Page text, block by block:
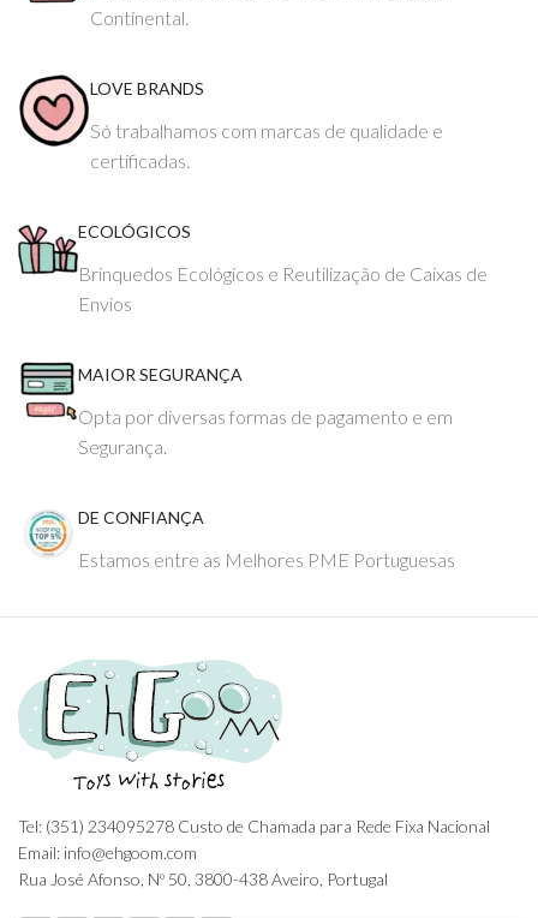
Continental.
LOVE BRANDS
Só trabalhamos com marcas de qualidade e
certificadas.
ECOLÓGICOS
Brinquedos Ecológicos e Reutilização de Caixas de
Envios
MAIOR SEGURANÇA
Opta por diversas formas de pagamento e em
Segurança.
DE CONFIANÇA
Estamos entre as Melhores PME Portuguesas
Tel: (351) 234095278 Custo de Chamada para Rede Fixa Nacional
Email: info@ehgoom.com
Rua José Afonso, Nº 50, 3800-438 Aveiro, Portugal